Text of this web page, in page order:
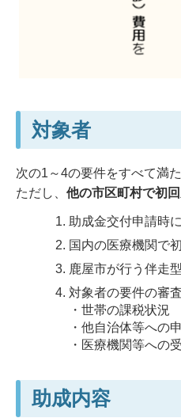
対象者
次の1～4の要件をすべて満
ただし、 他の市区町村で初
助成金交付申請時
国内の医療機関で
鹿屋市が行う伴走
対象者の要件の審
・世帯の課税状況
・他自治体等への
・医療機関等への
助成内容